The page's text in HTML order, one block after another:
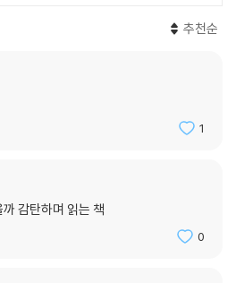
에서
불신하게 되었는데, 개념과 논리를 초월하
주의가 적절하지 않다고 보았기 때문이
는 한낱 장광설에 불과하며, 오로지 종교
에서
리에서 성장한 이슬람의 신
추천순
1
감탄하며 읽는 책
0